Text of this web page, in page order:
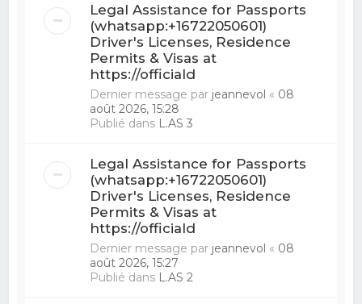
Legal Assistance for Passports
(whatsapp:+16722050601)
Driver's Licenses, Residence
Permits & Visas at
https://officiald
Dernier message par jeannevol « 08
août 2026, 15:28
Publié dans L.AS 3
Legal Assistance for Passports
(whatsapp:+16722050601)
Driver's Licenses, Residence
Permits & Visas at
https://officiald
Dernier message par jeannevol « 08
août 2026, 15:27
Publié dans L.AS 2